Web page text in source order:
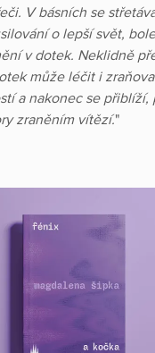
V básních se
o lepší svět,
v dotek. Neklidně
může léčit i
a nakonec se přiblíží,
zraněním vítězí."